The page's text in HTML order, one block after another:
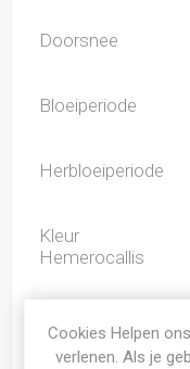
Doorsnee
Bloeiperiode
Herbloeiperiode
Kleur
Hemerocallis
Spider
Cookies Helpen
verlenen. Als je